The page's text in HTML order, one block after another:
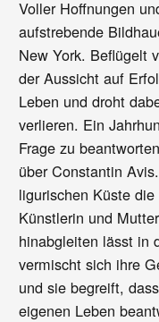
Voller Hoffnungen
aufstrebende
New York. Beflügelt
der Aussicht auf
Leben und droht
verlieren. Ein
Frage zu
über Constantin
ligurischen Küste
Künstlerin und
hinabgleiten lässt in
vermischt sich ihre
und sie begreift,
eigenen Leben